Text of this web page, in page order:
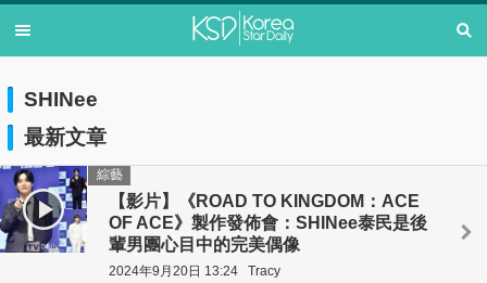
SHINee
最新文章
【影片】《ROAD TO KINGDOM：ACE
OF ACE》製作發佈會：SHINee泰民是後
輩男團心目中的完美偶像
綜藝
2024年9月20日 13:24 Tracy